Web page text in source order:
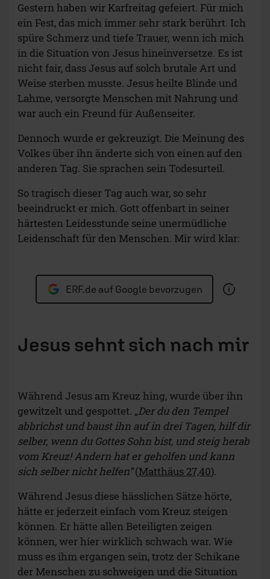
Gestern haben wir Karfreitag gefeiert. Für mich
ein Fest, das mich immer sehr stark berührt. Ich
spüre Schmerz und tiefe Trauer, wenn ich mich
in die Situation von Jesus hineinversetze. Es ist
nicht fair, dass Jesus auf solch brutale Art und
Weise sterben musste. Jesus heilte Blinde und
Lahme, versorgte Menschen mit Nahrung und
war auch ein Freund für Außenseiter.
Dennoch wurde er gekreuzigt. Die Meinung des
Volkes über ihn änderte sich von einen auf den
anderen Tag. Sie sprachen sein Todesurteil.
So tragisch dieser Tag auch war, so sehr
beeindruckt er mich. Gott offenbart in seiner
härtesten Leidesstunde seine unermüdliche
Leidenschaft für den Menschen. Mir wird klar:
ERF.de auf Google bevorzugen
Jesus sehnt sich nach mir
Während Jesus am Kreuz hing, wurde über ihn
gewitzelt und gespottet. „Der du den Tempel
abbrichst und baust ihn auf in drei Tagen, hilf dir
selber, wenn du Gottes Sohn bist, und steig herab
vom Kreuz! Andern hat er geholfen und kann
sich selber nicht helfen“(Matthäus 27,40).
Während Jesus diese hässlichen Sätze hörte,
hätte er jederzeit einfach vom Kreuz steigen
können. Er hätte allen Beteiligten zeigen
können, wer hier wirklich schwach war. Wie
muss es ihm ergangen sein, trotz der Schikane
der Menschen zu schweigen und die Situation